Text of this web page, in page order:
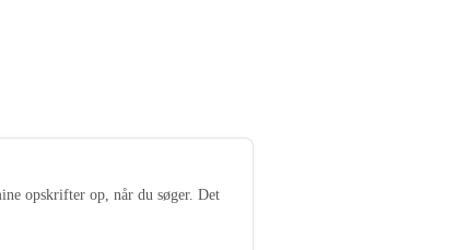
opskrifter op, når du søger. Det